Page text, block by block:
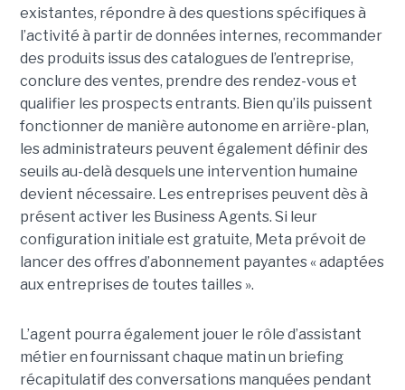
existantes, répondre à des questions spécifiques à
l’activité à partir de données internes, recommander
des produits issus des catalogues de l’entreprise,
conclure des ventes, prendre des rendez-vous et
qualifier les prospects entrants. Bien qu’ils puissent
fonctionner de manière autonome en arrière-plan,
les administrateurs peuvent également définir des
seuils au-delà desquels une intervention humaine
devient nécessaire. Les entreprises peuvent dès à
présent activer les Business Agents. Si leur
configuration initiale est gratuite, Meta prévoit de
lancer des offres d’abonnement payantes « adaptées
aux entreprises de toutes tailles ».
L’agent pourra également jouer le rôle d’assistant
métier en fournissant chaque matin un briefing
récapitulatif des conversations manquées pendant